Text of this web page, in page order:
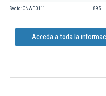
Sector CNAE 0111 895
Acceda a toda la